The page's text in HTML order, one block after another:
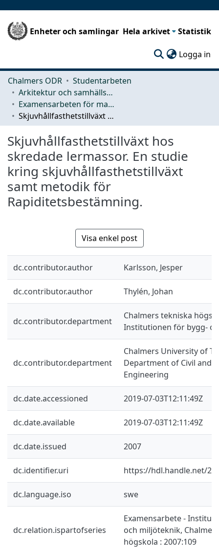
Enheter och samlingar Hela arkivet Statistik
Logga in
Chalmers ODR
Studentarbeten
Arkitektur och samhällsbyggnadsteknik (ACE)
Examensarbeten för masterexamen
Skjuvhållfasthetstillväxt hos skredade lermassor. En studie kring skjuvhållfasthetstillväxt samt metodik för Rapiditetsbestämning.
Skjuvhållfasthetstillväxt hos
skredade lermassor. En studie
kring skjuvhållfasthetstillväxt
samt metodik för
Rapiditetsbestämning.
Visa enkel post
dc.contributor.author Karlsson, Jesper
dc.contributor.author Thylén, Johan
dc.contributor.department
Chalmers tekniska
Institutionen för bygg-
dc.contributor.department
Chalmers University of
Department of Civil and
Engineering
dc.date.accessioned 2019-07-03T12:11:49Z
dc.date.available 2019-07-03T12:11:49Z
dc.date.issued 2007
dc.identifier.uri https://hdl.handle.net/
dc.language.iso swe
dc.relation.ispartofseries
Examensarbete -
och miljöteknik,
högskola : 2007:109